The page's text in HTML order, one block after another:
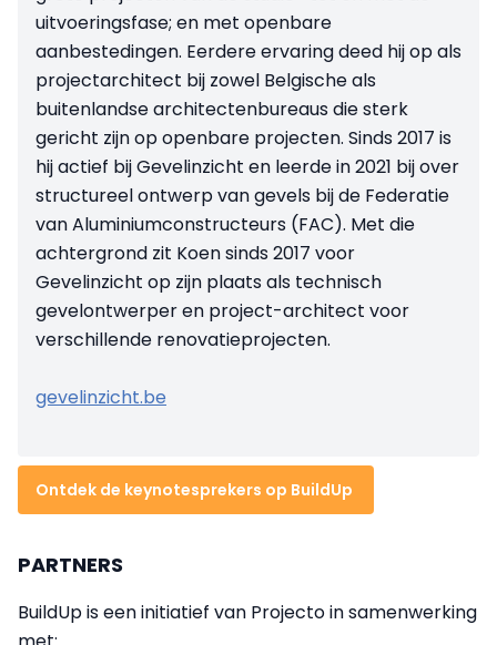
uitvoeringsfase; en met openbare
aanbestedingen. Eerdere ervaring deed hij op als
projectarchitect bij zowel Belgische als
buitenlandse architectenbureaus die sterk
gericht zijn op openbare projecten. Sinds 2017 is
hij actief bij Gevelinzicht en leerde in 2021 bij over
structureel ontwerp van gevels bij de Federatie
van Aluminiumconstructeurs (FAC). Met die
achtergrond zit Koen sinds 2017 voor
Gevelinzicht op zijn plaats als technisch
gevelontwerper en project-architect voor
verschillende renovatieprojecten.
gevelinzicht.be
Ontdek de keynotesprekers op BuildUp
PARTNERS
BuildUp is een initiatief van Projecto in samenwerking